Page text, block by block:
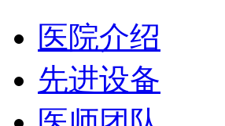
医院介绍
先进设备